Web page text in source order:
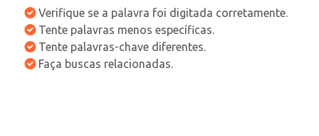
Verifique se a palavra foi digitada corretamente.
Tente palavras menos específicas.
Tente palavras-chave diferentes.
Faça buscas relacionadas.